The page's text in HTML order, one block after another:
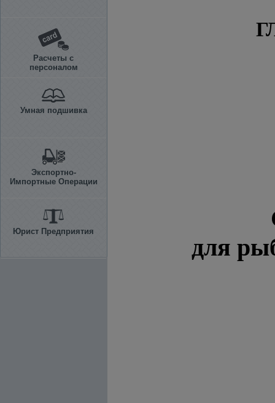
Расчеты с
персоналом
Умная подшивка
Экспортно-
Импортные Операции
Юрист Предприятия
для